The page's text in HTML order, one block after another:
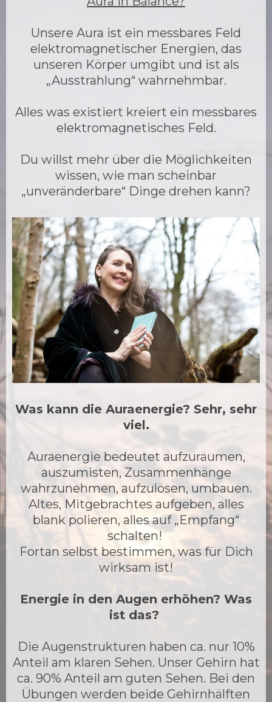
Unsere Aura ist ein messbares Feld
elektromagnetischer Energien, das
unseren Körper umgibt und ist als
„Ausstrahlung“ wahrnehmbar.
Alles was existiert kreiert ein messbares
elektromagnetisches Feld.
Du willst mehr über die Möglichkeiten
wissen, wie man scheinbar
„unveränderbare“ Dinge drehen kann?
Was kann die Auraenergie? Sehr, sehr
viel.
Auraenergie bedeutet aufzuräumen,
auszumisten, Zusammenhänge
wahrzunehmen, aufzulösen, umbauen.
Altes, Mitgebrachtes aufgeben, alles
blank polieren, alles auf „Empfang“
schalten!
Fortan selbst bestimmen, was für Dich
wirksam ist!
Energie in den Augen erhöhen? Was
ist das?
Die Augenstrukturen haben ca. nur 10%
Anteil am klaren Sehen. Unser Gehirn hat
ca. 90% Anteil am guten Sehen. Bei den
Übungen werden beide Gehirnhälften